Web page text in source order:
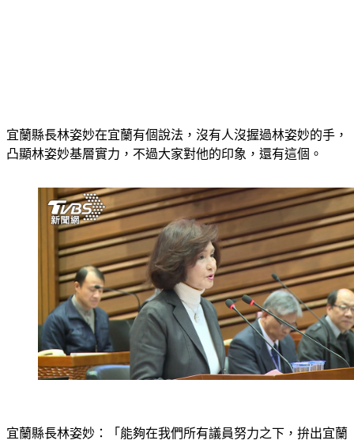
宜蘭縣長林姿妙在宜蘭有個說法，沒有人沒握過林姿妙的手，
凸顯林姿妙基層實力，不過大家對他的印象，還有這個。
宜蘭縣長林姿妙：「能夠在我們所有議員努力之下，拚出宜蘭